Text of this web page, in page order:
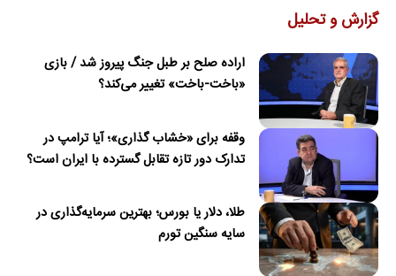
گزارش و تحلیل
اراده صلح بر طبل جنگ پیروز شد / بازی
«باخت-باخت» تغییر می‌کند؟
وقفه برای «خشاب گذاری»؛ آیا ترامپ در
تدارک دور تازه تقابل گسترده با ایران است؟
طلا، دلار یا بورس؛ بهترین سرمایه‌گذاری در
سایه سنگین تورم